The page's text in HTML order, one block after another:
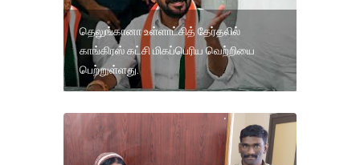
தெலுங்கானா உள்ளாட்சித் தேர்தலில்
காங்கிரஸ் கட்சி மிகப்பெரிய வெற்றியை
பெற்றுள்ளது.